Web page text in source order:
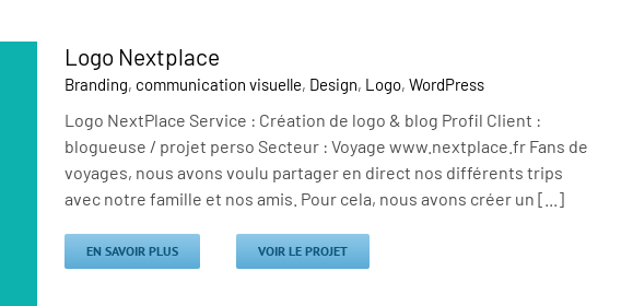
Logo Nextplace
Branding, communication visuelle, Design, Logo, WordPress
Logo NextPlace Service : Création de logo & blog Profil Client :
blogueuse / projet perso Secteur : Voyage www.nextplace.fr Fans de
voyages, nous avons voulu partager en direct nos différents trips
avec notre famille et nos amis. Pour cela, nous avons créer un [...]
EN SAVOIR PLUS VOIR LE PROJET